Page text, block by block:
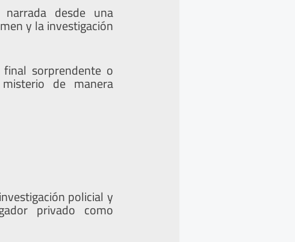
desde una
y la investigación
sorprendente o
de manera
policial y
privado como